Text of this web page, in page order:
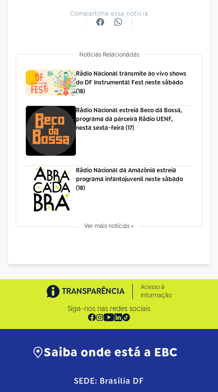
Compartilhe essa notícia
Notícias Relacionadas
Rádio Nacional transmite ao vivo shows
do DF Instrumental Fest neste sábado
(18)
Rádio Nacional estreia Beco da Bossa,
programa da parceira Rádio UENF,
nesta sexta-feira (17)
Rádio Nacional da Amazônia estreia
programa infantojuvenil neste sábado
(18)
Ver mais notícias +
TRANSPARÊNCIA
Acesso à
Informação
Siga-nos nas redes sociais
Saiba onde está a EBC
SEDE: Brasília DF